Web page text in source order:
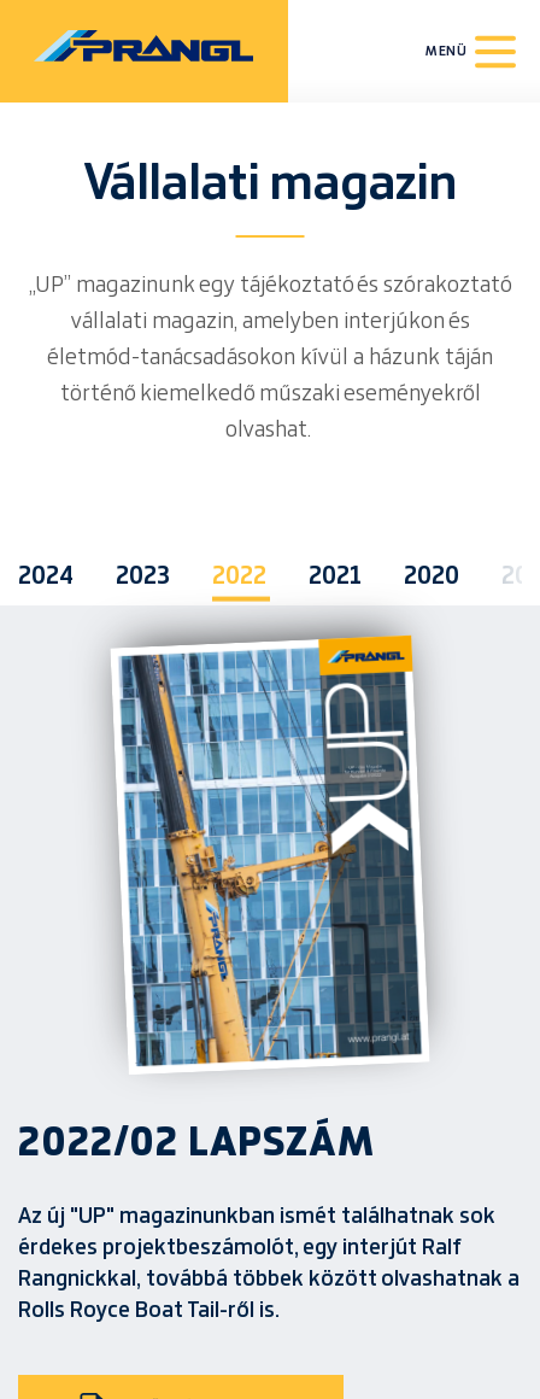
MENÜ
Vállalati magazin
„UP” magazinunk egy tájékoztató és szórakoztató
vállalati magazin, amelyben interjúkon és
életmód-tanácsadásokon kívül a házunk táján
történő kiemelkedő műszaki eseményekről
olvashat.
2024 2023 2022 2021 2020
2022/02 LAPSZÁM
Az új "UP" magazinunkban ismét találhatnak sok
érdekes projektbeszámolót, egy interjút Ralf
Rangnickkal, továbbá többek között olvashatnak a
Rolls Royce Boat Tail-ről is.